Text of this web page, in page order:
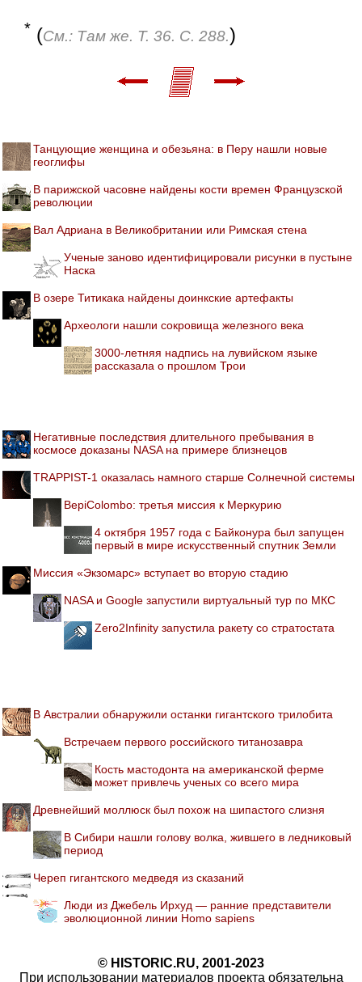
* (См.: Там же. Т. 36. С. 288.)
Танцующие женщина и обезьяна: в Перу нашли новые
геоглифы
В парижской часовне найдены кости времен Французской
революции
Вал Адриана в Великобритании или Римская стена
Ученые заново идентифицировали рисунки в пустыне
Наска
В озере Титикака найдены доинкские артефакты
Археологи нашли сокровища железного века
3000-летняя надпись на лувийском языке
рассказала о прошлом Трои
Негативные последствия длительного пребывания в
космосе доказаны NASA на примере близнецов
TRAPPIST-1 оказалась намного старше Солнечной системы
BepiColombo: третья миссия к Меркурию
4 октября 1957 года с Байконура был запущен
первый в мире искусственный спутник Земли
Миссия «Экзомарс» вступает во вторую стадию
NASA и Google запустили виртуальный тур по МКС
Zero2Infinity запустила ракету со стратостата
В Австралии обнаружили останки гигантского трилобита
Встречаем первого российского титанозавра
Кость мастодонта на американской ферме
может привлечь ученых со всего мира
Древнейший моллюск был похож на шипастого слизня
В Сибири нашли голову волка, жившего в ледниковый
период
Череп гигантского медведя из сказаний
Люди из Джебель Ирхуд — ранние представители
эволюционной линии Homo sapiens
© HISTORIC.RU, 2001-2023
При использовании материалов проекта обязательна